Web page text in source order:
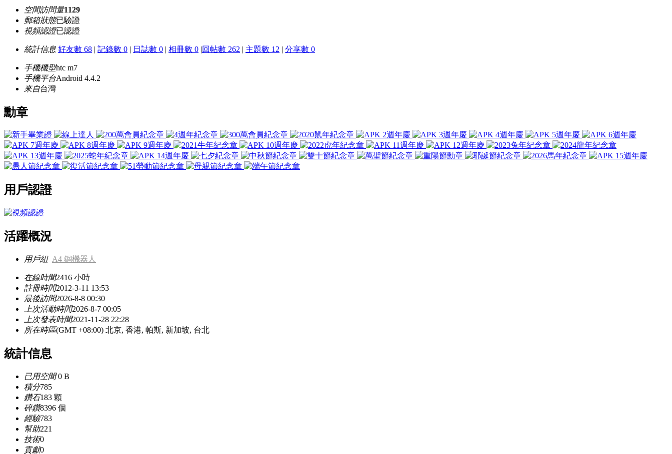
空間訪問量1129
郵箱狀態已驗證
視頻認證已認證
統計信息 好友數 68 | 記錄數 0 | 日誌數 0 | 相冊數 0 |回帖數 262 | 主題數 12 | 分享數 0
手機機型htc m7
手機平台Android 4.4.2
來自台灣
勳章
用戶認證
活躍概況
用戶組 A4 鋼機器人
在線時間2416 小時
註冊時間2012-3-11 13:53
最後訪問2026-8-8 00:30
上次活動時間2026-8-7 00:05
上次發表時間2021-11-28 22:28
所在時區(GMT +08:00) 北京, 香港, 帕斯, 新加坡, 台北
統計信息
已用空間0 B
積分785
鑽石183 顆
碎鑽8396 個
經驗783
幫助221
技術0
貢獻0